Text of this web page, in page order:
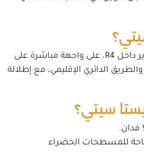
يقع في منطقة الجولدن سكوير داخل R4، على واجهة مباشرة على
الدائري الإقليمي، مع إطلالة
سيتي؟
للمسطحات الخضراء